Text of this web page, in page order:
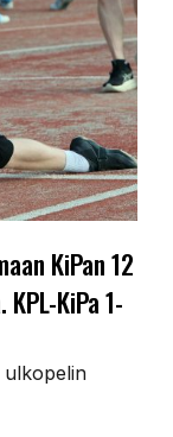
KiPan 12
KiPa 1-
ulkopelin